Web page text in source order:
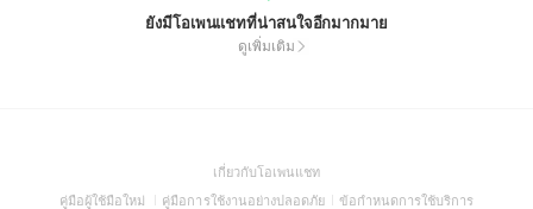
ยังมีโอเพนแชทที่น่าสนใจอีกมากมาย
ดูเพิ่มเติม
เกี่ยวกับโอเพนแชท(Open
in
คู่มือผู้ใช้มือใหม่ (Open
คู่มือการใช้งานอย่างปลอดภัย(Open
ข้อกำหนดการใช้บริการ(Open